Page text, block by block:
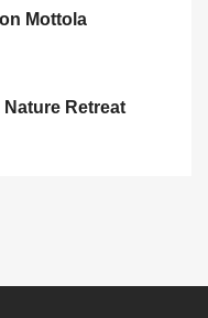
Mottola
Nature Retreat